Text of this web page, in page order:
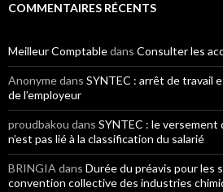
COMMENTAIRES RÉCENTS
Meilleur Comptabledans Consulter les
Anonymedans SYNTEC : arrêt de travail
de l’employeur
proudbakou dans SYNTEC : le versement
n’est pas lié à la classification du salarié
BRINGIA dans Durée du préavis pour les
convention collective des industries